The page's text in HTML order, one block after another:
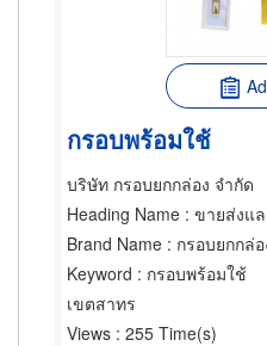
กรอบพร้อมใช้
บริษัท กรอบยกกล่อง จำกัด
Heading Name : ขายส่งแ
Brand Name : กรอบยกกล่อ
Keyword : กรอบพร้อมใช้
เขตสาทร
Views : 255 Time(s)